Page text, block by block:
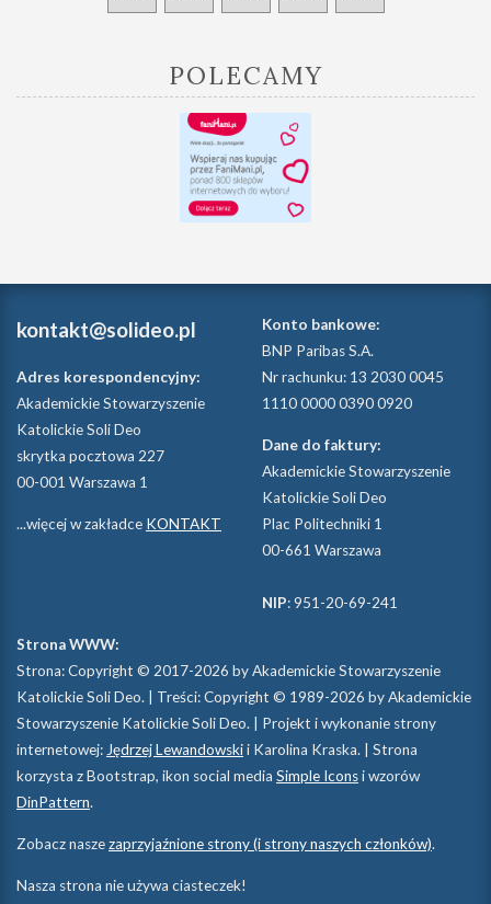
POLECAMY
kontakt@solideo.pl
Adres korespondencyjny:
Akademickie Stowarzyszenie
Katolickie Soli Deo
skrytka pocztowa 227
00-001 Warszawa 1
...więcej w zakładce KONTAKT
Konto bankowe:
BNP Paribas S.A.
Nr rachunku: 13 2030 0045
1110 0000 0390 0920
Dane do faktury:
Akademickie Stowarzyszenie
Katolickie Soli Deo
Plac Politechniki 1
00-661 Warszawa
NIP: 951-20-69-241
Strona WWW:
Strona: Copyright © 2017-2026 by Akademickie Stowarzyszenie
Katolickie Soli Deo. | Treści: Copyright © 1989-2026 by Akademickie
Stowarzyszenie Katolickie Soli Deo. | Projekt i wykonanie strony
internetowej: Jędrzej Lewandowskii Karolina Kraska. | Strona
korzysta z Bootstrap, ikon social media Simple Iconsi wzorów
DinPattern.
Zobacz naszezaprzyjaźnione strony (i strony naszych członków).
Nasza strona nie używa ciasteczek!